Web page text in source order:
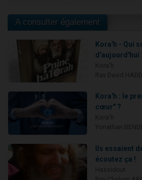
A consulter également
Kora'h - Qui
d'aujourd'hui
Kora'h : le
cœur" ?
Ils essaient
écoutez ça !